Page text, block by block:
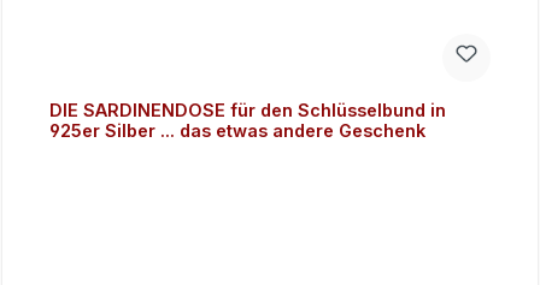
DIE SARDINENDOSE für den Schlüsselbund in
925er Silber ... das etwas andere Geschenk